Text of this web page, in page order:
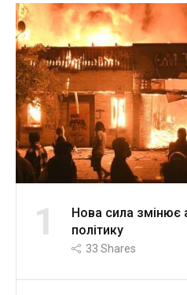
1
Нова сила змінює
політику
33 Shares